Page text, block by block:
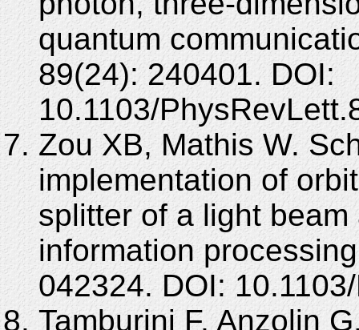
quantum
89(24): 240401. DOI:
10.1103/
Zou XB, Mathis W.
implementation of
splitter of a light
information
042324. DOI:
Tamburini F, Anzolin